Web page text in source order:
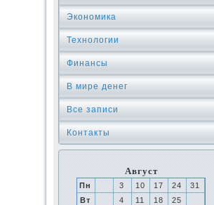
Экономика
Технологии
Финансы
В мире денег
Все записи
Контакты
Август
Пн 3 10 17 24
31
Вт
4 11 18
25